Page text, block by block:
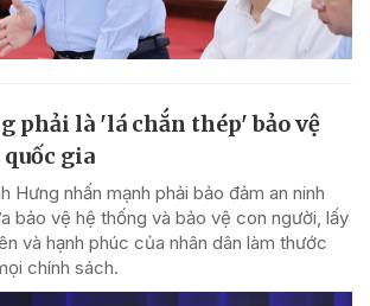
phải là 'lá chắn thép' bảo vệ
gia
Hưng nhấn mạnh phải bảo đảm an ninh
bảo vệ hệ thống và bảo vệ con người, lấy
và hạnh phúc của nhân dân làm thước
chính sách.